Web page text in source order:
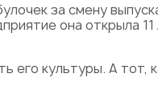
за смену
она открыла
его культуры. А